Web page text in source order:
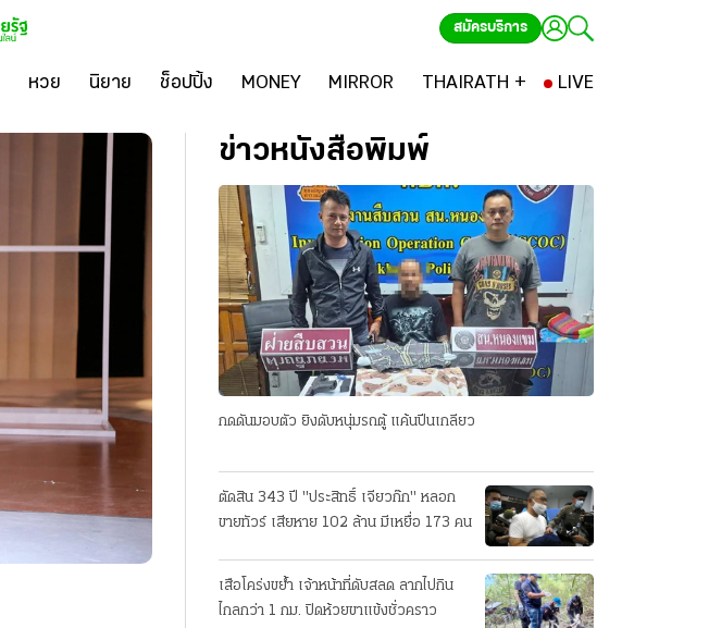
สมัครบริการ
หวย นิยาย ช็อปปิ้ง MONEY MIRROR THAIRATH + LIVE
ข่าวหนังสือพิมพ์
กดดันมอบตัว ยิงดับหนุ่มรถตู้ แค้นปีนเกลียว
ตัดสิน 343 ปี "ประสิทธิ์ เจียวก๊ก" หลอก
ขายทัวร์ เสียหาย 102 ล้าน มีเหยื่อ 173 คน
เสือโคร่งขย้ำ เจ้าหน้าที่ดับสลด ลากไปกิน
ไกลกว่า 1 กม. ปิดห้วยขาแข้งชั่วคราว